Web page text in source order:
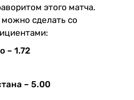
этого матча.
сделать со
– 1.72
– 5.00